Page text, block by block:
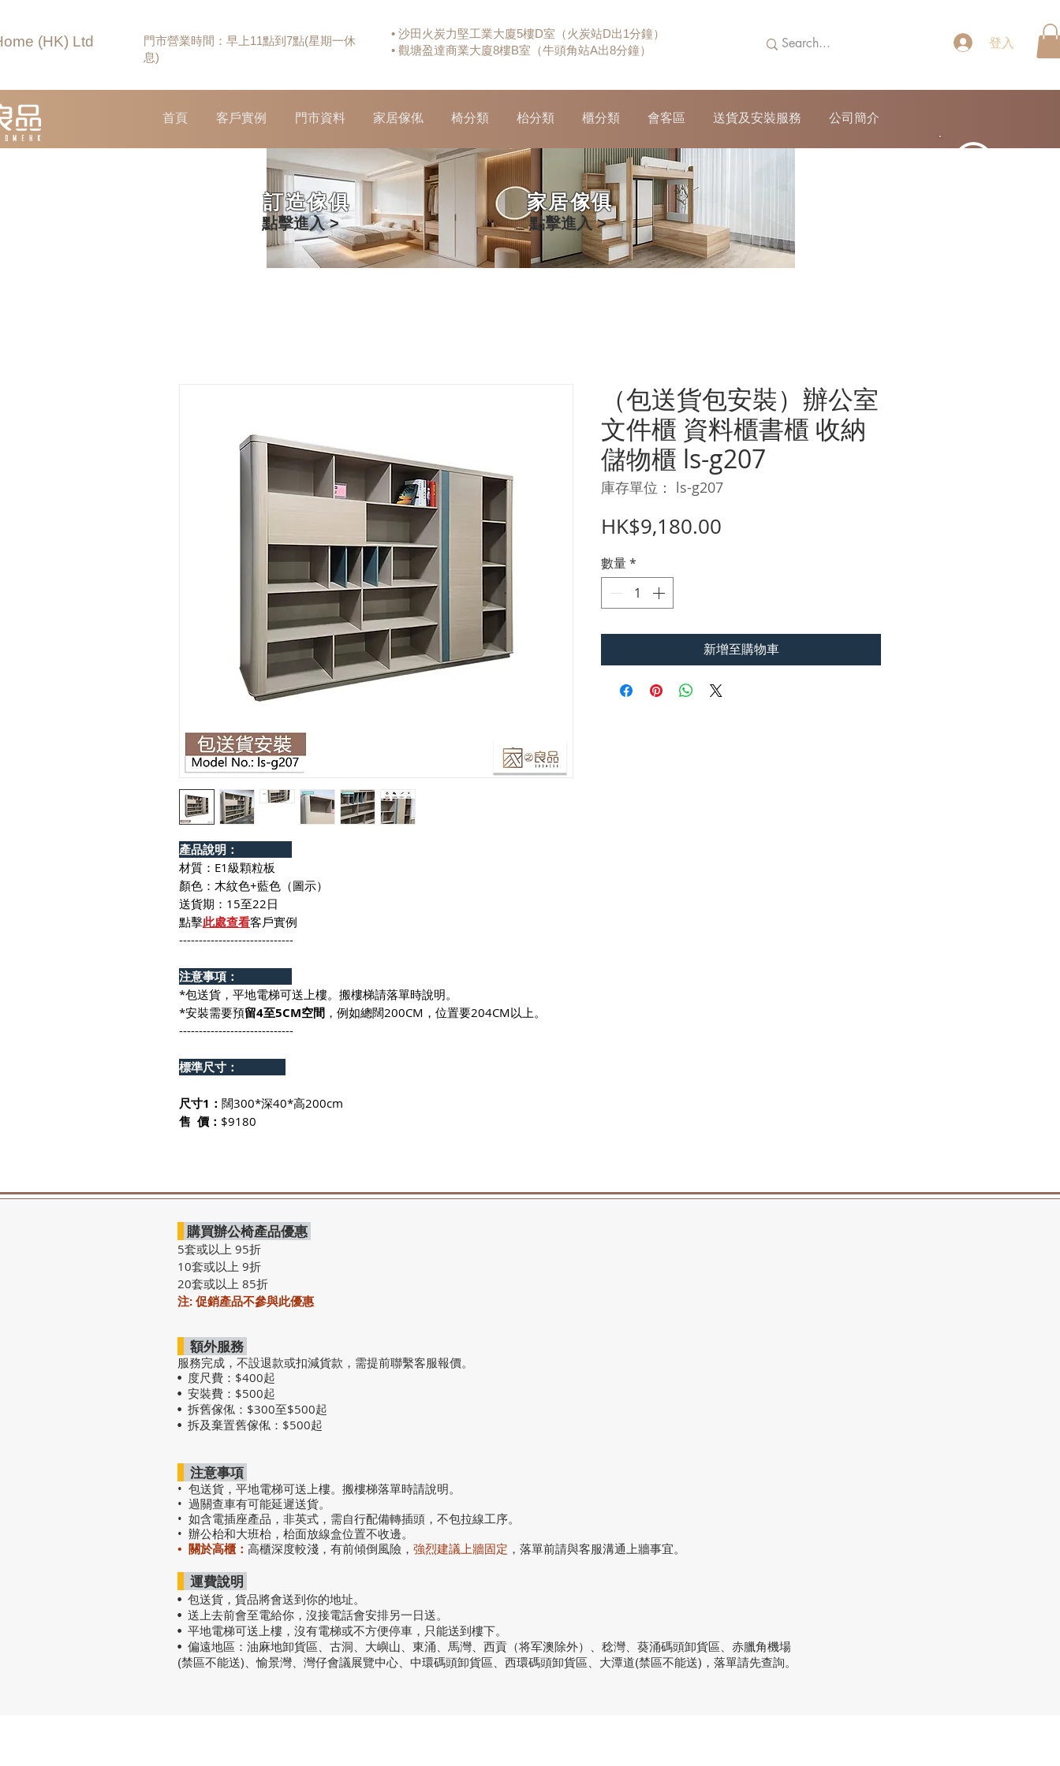
(HK) Ltd
門市營業時間：早上11點到7點(星期一休
息)
• 沙田火炭力堅工業大廈5樓D室（火炭站D出1分鐘）
• 觀塘盈達商業大廈8樓B室（牛頭角站A出8分鐘）
登入
首頁 客戶實例 門市資料 家居傢俬 椅分類 枱分類 櫃分類 會客區 送貨及安裝服務 公司簡介
訂造傢俱
點擊進入 >
家居傢俱
點擊進入 >
產品說明：
材質：E1級顆粒板
顏色：木紋色+藍色（圖示）
送貨期：15至22日
點擊此處查看客戶實例
-----------------------------
注意事項：
*包送貨，平地電梯可送上樓。搬樓梯請落單時說明。
*安裝需要預留4至5CM空間 ，例如總闊200CM，位置要204CM以上。
-----------------------------
標準尺寸：
尺寸1： 闊300*深40*高200cm
售 價： $9180
（包送貨包安裝）辦公室
文件櫃 資料櫃書櫃 收納
儲物櫃 ls-g207
庫存單位： ls-g207
HK$9,180.00
數量*
新增至購物車
購買辦公椅產品優惠
5套或以上 95折
10套或以上 9折
20套或以上 85折
注: 促銷產品不參與此優惠
額外服務
服務完成，不設退款或扣減貨款，需提前聯繫客服報價。
• 度尺費：$400起
• 安裝費：$500起
• 拆舊傢俬：$300至$500起
• 拆及棄置舊傢俬：$500起
注意事項
• 包送貨，平地電梯可送上樓。搬樓梯落單時請說明。
• 過關查車有可能延遲送貨。
• 如含電插座產品，非英式，需自行配備轉插頭，不包拉線工序。
• 辦公枱和大班枱，枱面放線盒位置不收邊。
• 關於高櫃： 高櫃深度較淺，有前傾倒風險， 強烈建議上牆固定 ，落單前請與客服溝通上牆事宜。
運費說明
• 包送貨 ， 貨品將會送到你的地址。
• 送上去前會至電給你，沒接電話會安排另一日送。
• 平地電梯可送上樓，沒有電梯或不方便停車，只能送到樓下。
• 偏遠地區：油麻地卸貨區、古洞、大嶼山、東涌、馬灣、西貢（将军澳除外）、稔灣、葵涌碼頭卸貨區、赤臘角機場
(禁區不能送)、愉景灣、灣仔會議展覽中心、中環碼頭卸貨區、西環碼頭卸貨區、大潭道(禁區不能送)，落單請先查詢。